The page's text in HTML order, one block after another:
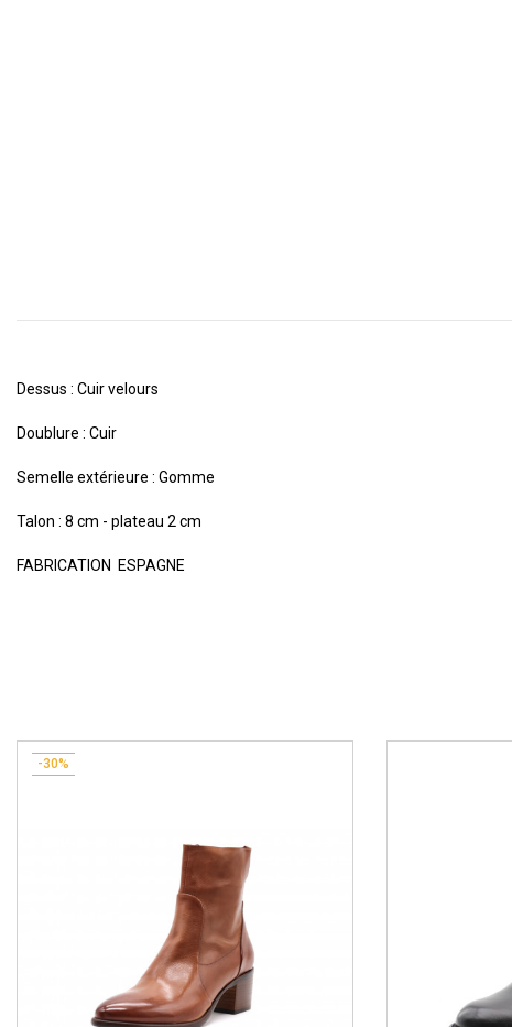
Dessus : Cuir velours
Doublure : Cuir
Semelle extérieure : Gomme
Talon : 8 cm - plateau 2 cm
FABRICATION ESPAGNE
-30%